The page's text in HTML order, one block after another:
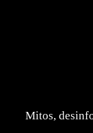
Mitos,